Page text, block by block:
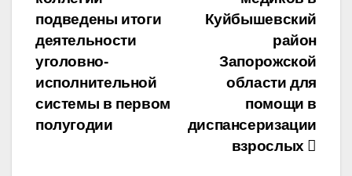
записям
Куйбышевский
район
Запорожской
области для
помощи в
диспансеризации
взрослых
подведены итоги
деятельности
уголовно-
исполнительной
системы в первом
полугодии